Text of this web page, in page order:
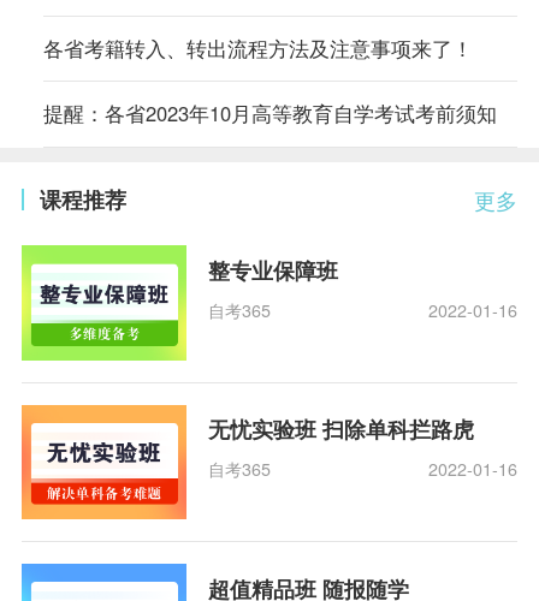
各省考籍转入、转出流程方法及注意事项来了！
提醒：各省2023年10月高等教育自学考试考前须知
更多
课程推荐
整专业保障班
自考365 2022-01-16
无忧实验班 扫除单科拦路虎
自考365 2022-01-16
超值精品班 随报随学